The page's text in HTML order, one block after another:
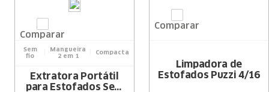
Comparar
Sem
fio
Mangueira
2 em 1
Compacta
Extratora Portátil
para Estofados Sem
Comparar
Limpadora de
Estofados Puzzi 4/16